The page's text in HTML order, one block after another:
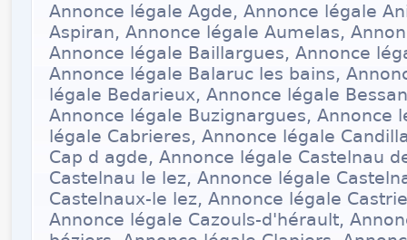
Annonce légale Agde, Annonce légale
Aspiran, Annonce légale Aumelas,
Annonce légale Baillargues, Annonce
Annonce légale Balaruc les bains,
légale Bedarieux, Annonce légale
Annonce légale Buzignargues, Annonce
légale Cabrieres, Annonce légale
Cap d agde, Annonce légale Castelnau
Castelnau le lez, Annonce légale
Castelnaux-le lez, Annonce légale
Annonce légale Cazouls-d'hérault,